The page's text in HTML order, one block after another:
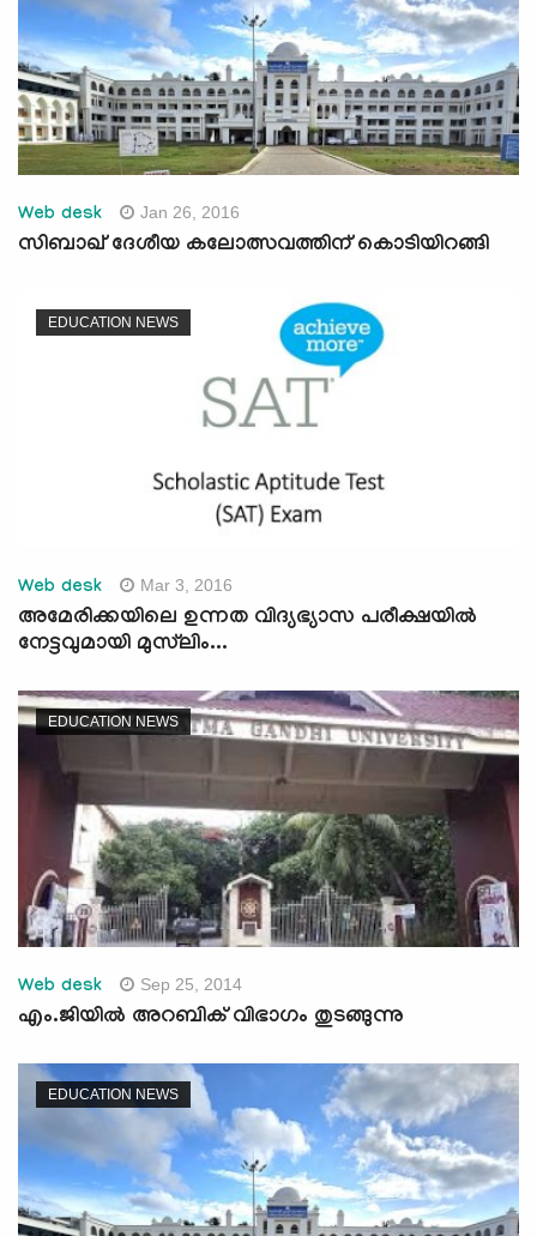
Web desk Jan 26, 2016
സിബാഖ് ദേശീയ കലോത്സവത്തിന് കൊടിയിറങ്ങി
EDUCATION NEWS
Web desk Mar 3, 2016
അമേരിക്കയിലെ ഉന്നത വിദ്യഭ്യാസ പരീക്ഷയില്‍
നേട്ടവുമായി മുസ്‌ലിം...
EDUCATION NEWS
Web desk Sep 25, 2014
എം.ജിയില്‍ അറബിക് വിഭാഗം തുടങ്ങുന്നു
EDUCATION NEWS